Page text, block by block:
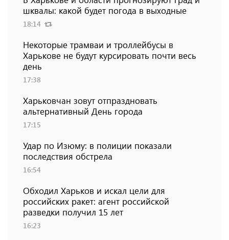
шквалы: какой будет погода в выходные
18:14
Некоторые трамваи и троллейбусы в
Харькове не будут курсировать почти весь
день
17:38
Харьковчан зовут отпраздновать
альтернативный День города
17:15
Удар по Изюму: в полиции показали
последствия обстрела
16:54
Обходил Харьков и искал цели для
российских ракет: агент российской
разведки получил 15 лет
16:23